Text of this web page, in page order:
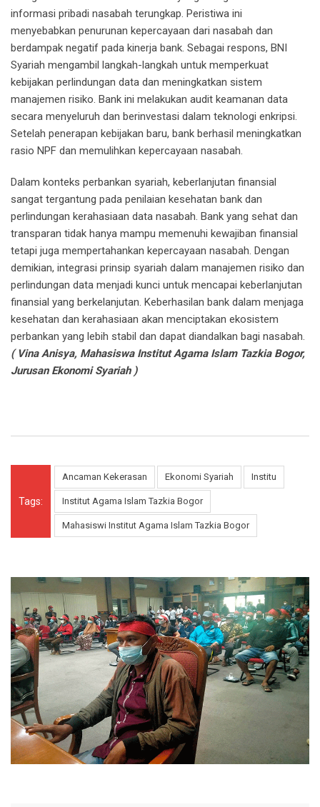
informasi pribadi nasabah terungkap. Peristiwa ini
menyebabkan penurunan kepercayaan dari nasabah dan
berdampak negatif pada kinerja bank. Sebagai respons, BNI
Syariah mengambil langkah-langkah untuk memperkuat
kebijakan perlindungan data dan meningkatkan sistem
manajemen risiko. Bank ini melakukan audit keamanan data
secara menyeluruh dan berinvestasi dalam teknologi enkripsi.
Setelah penerapan kebijakan baru, bank berhasil meningkatkan
rasio NPF dan memulihkan kepercayaan nasabah.
Dalam konteks perbankan syariah, keberlanjutan finansial
sangat tergantung pada penilaian kesehatan bank dan
perlindungan kerahasiaan data nasabah. Bank yang sehat dan
transparan tidak hanya mampu memenuhi kewajiban finansial
tetapi juga mempertahankan kepercayaan nasabah. Dengan
demikian, integrasi prinsip syariah dalam manajemen risiko dan
perlindungan data menjadi kunci untuk mencapai keberlanjutan
finansial yang berkelanjutan. Keberhasilan bank dalam menjaga
kesehatan dan kerahasiaan akan menciptakan ekosistem
perbankan yang lebih stabil dan dapat diandalkan bagi nasabah.
( Vina Anisya, Mahasiswa Institut Agama Islam Tazkia Bogor,
Jurusan Ekonomi Syariah )
Tags:
Ancaman Kekerasan Ekonomi Syariah Institu
Institut Agama Islam Tazkia Bogor
Mahasiswi Institut Agama Islam Tazkia Bogor